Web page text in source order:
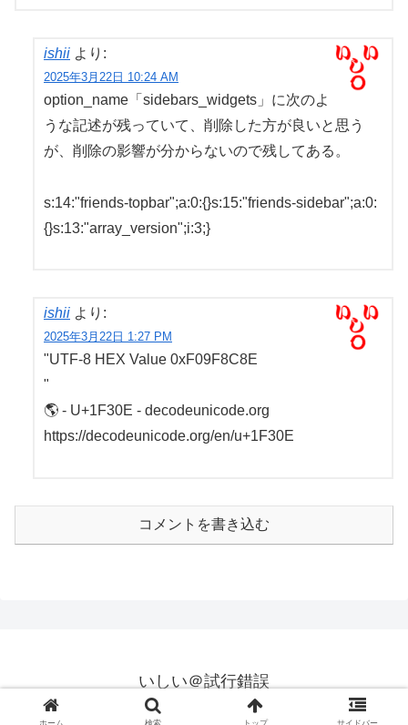
ishii より:
2025年3月22日 10:24 AM
option_name「sidebars_widgets」に次のよ
うな記述が残っていて、削除した方が良いと思う
が、削除の影響が分からないので残してある。
s:14:"friends-topbar";a:0:{}s:15:"friends-sidebar";a:0:
{}s:13:"array_version";i:3;}
ishii より:
2025年3月22日 1:27 PM
"UTF-8 HEX Value 0xF09F8C8E
"
🌎 - U+1F30E - decodeunicode.org
https://decodeunicode.org/en/u+1F30E
コメントを書き込む
いしい＠試行錯誤
© 2025 いしい＠試行錯誤.
ホーム 検索 トップ サイドバー